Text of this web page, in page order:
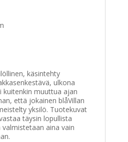
käsintehty
ulkona
kuitenkin muuttua ajan
että jokainen blåVillan
yksilö. Tuotekuvat
täysin lopullista
aina vain